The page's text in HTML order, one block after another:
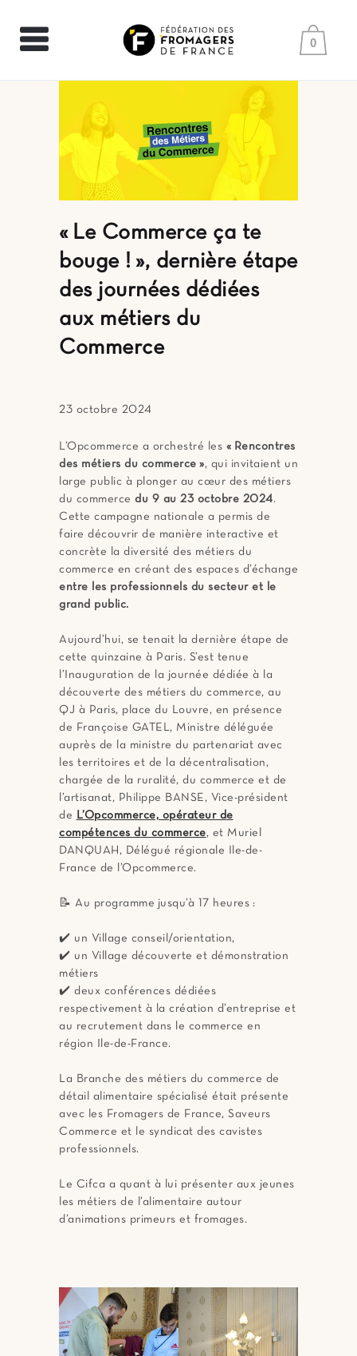
0
« Le Commerce ça te
bouge ! », dernière étape
des journées dédiées
aux métiers du
Commerce
23 octobre 2024
L’Opcommerce a orchestré les « Rencontres
des métiers du commerce », qui invitaient un
large public à plonger au cœur des métiers
du commerce du 9 au 23 octobre 2024.
Cette campagne nationale a permis de
faire découvrir de manière interactive et
concrète la diversité des métiers du
commerce en créant des espaces d’échange
entre les professionnels du secteur et le
grand public.
Aujourd’hui, se tenait la dernière étape de
cette quinzaine à Paris. S’est tenue
l’Inauguration de la journée dédiée à la
découverte des métiers du commerce, au
QJ à Paris, place du Louvre, en présence
de Françoise GATEL, Ministre déléguée
auprès de la ministre du partenariat avec
les territoires et de la décentralisation,
chargée de la ruralité, du commerce et de
l’artisanat, Philippe BANSE, Vice-président
de
L’Opcommerce, opérateur de
compétences du commerce, et Muriel
DANQUAH, Délégué régionale Ile-de-
France de l’Opcommerce.
📝 Au programme jusqu’à 17 heures :
✔️ un Village conseil/orientation,
✔️ un Village découverte et démonstration
métiers
✔️ deux conférences dédiées
respectivement à la création d’entreprise et
au recrutement dans le commerce en
région Ile-de-France.
La Branche des métiers du commerce de
détail alimentaire spécialisé était présente
avec les Fromagers de France, Saveurs
Commerce et le syndicat des cavistes
professionnels.
Le Cifca a quant à lui présenter aux jeunes
les métiers de l’alimentaire autour
d’animations primeurs et fromages.